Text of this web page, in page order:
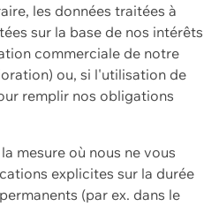
les données traitées à
sur la base de nos intérêts
commerciale de notre
ou, si l'utilisation de
remplir nos obligations
mesure où nous ne vous
explicites sur la durée
(par ex. dans le